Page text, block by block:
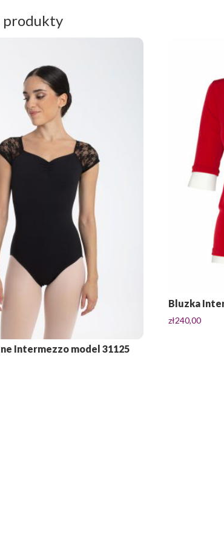
produkty
Intermezzo model 31125
Bluzka
zł240,00